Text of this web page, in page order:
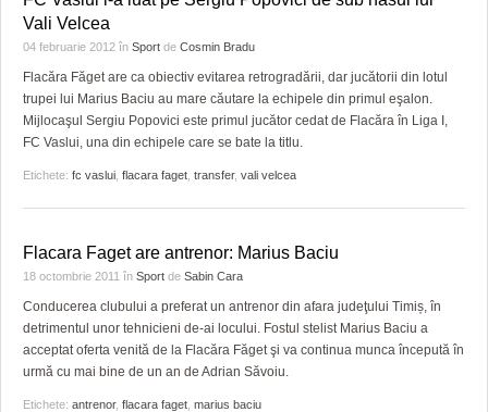
Vali Velcea
04 februarie 2012 în Sport de Cosmin Bradu
Flacăra Făget are ca obiectiv evitarea retrogradării, dar jucătorii din lotul
trupei lui Marius Baciu au mare căutare la echipele din primul eşalon.
Mijlocaşul Sergiu Popovici este primul jucător cedat de Flacăra în Liga I,
FC Vaslui, una din echipele care se bate la titlu.
Etichete: fc vaslui flacara faget transfer, vali velcea
Flacara Faget are antrenor: Marius Baciu
18 octombrie 2011 în Sport de Sabin Cara
Conducerea clubului a preferat un antrenor din afara judeţului Timiș, în
detrimentul unor tehnicieni de-ai locului. Fostul stelist Marius Baciu a
acceptat oferta venită de la Flacăra Făget şi va continua munca începută în
urmă cu mai bine de un an de Adrian Săvoiu.
Etichete: antrenor, flacara faget marius baciu